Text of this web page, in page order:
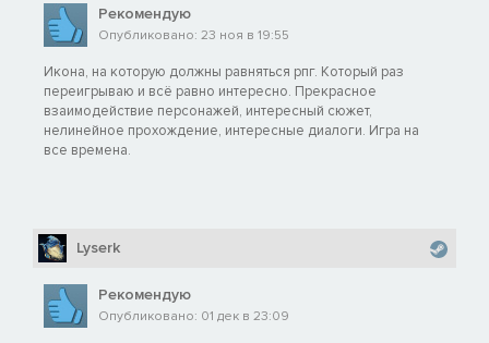
Рекомендую
Опубликовано: 23 ноя в 19:55
Икона, на которую должны равняться рпг. Который раз
переигрываю и всё равно интересно. Прекрасное
взаимодействие персонажей, интересный сюжет,
нелинейное прохождение, интересные диалоги. Игра на
все времена.
Lyserk
Рекомендую
Опубликовано: 01 дек в 23:09